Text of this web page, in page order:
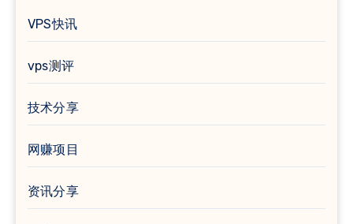
VPS快讯
vps测评
技术分享
网赚项目
资讯分享